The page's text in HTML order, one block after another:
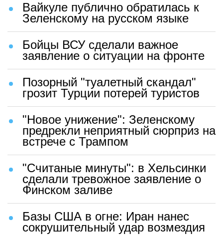
Вайкуле публично обратилась к
Зеленскому на русском языке
Бойцы ВСУ сделали важное
заявление о ситуации на фронте
Позорный "туалетный скандал"
грозит Турции потерей туристов
"Новое унижение": Зеленскому
предрекли неприятный сюрприз на
встрече с Трампом
"Считаные минуты": в Хельсинки
сделали тревожное заявление о
Финском заливе
Базы США в огне: Иран нанес
сокрушительный удар возмездия